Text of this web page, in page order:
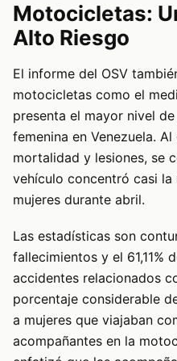
Motocicletas:
Alto Riesgo
El informe del OSV
motocicletas como el
presenta el mayor nivel
femenina en Venezuela.
mortalidad y lesiones, se
vehículo concentró casi
mujeres durante abril.
Las estadísticas son
fallecimientos y el 61,11%
accidentes relacionados
porcentaje considerable
a mujeres que viajaban
acompañantes en la